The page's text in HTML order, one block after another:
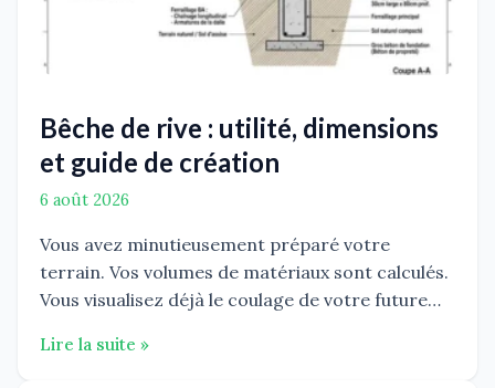
Bêche de rive : utilité, dimensions
et guide de création
6 août 2026
Vous avez minutieusement préparé votre
terrain. Vos volumes de matériaux sont calculés.
Vous visualisez déjà le coulage de votre future…
Lire la suite »